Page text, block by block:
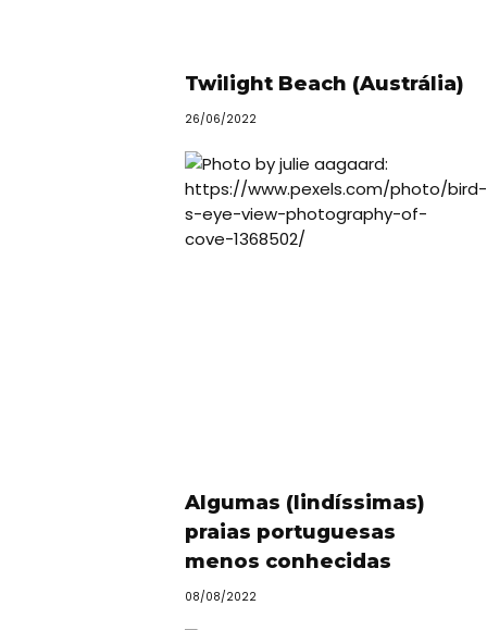
Eventos
&
Bronzeado
Sun7
Twilight Beach (Austrália)
26/06/2022
Algumas (lindíssimas)
praias portuguesas
menos conhecidas
08/08/2022